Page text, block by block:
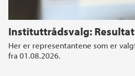
Instituttrådsvalg: Resultat
Her er representantene som er valgt inn til instituttrådet
fra 01.08.2026.